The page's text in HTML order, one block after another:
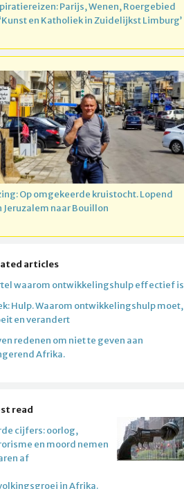
Parijs, Wenen, Roergebied
en Katholiek in Zuidelijkst Limburg’
Op omgekeerde kruistocht. Lopend
Jeruzalem naar Bouillon
articles
waarom ontwikkelingshulp effectief is
Hulp. Waarom ontwikkelingshulp moet,
en verandert
redenen om niet te geven aan
Afrika.
read
cijfers: oorlog,
en moord nemen
af
in Afrika.